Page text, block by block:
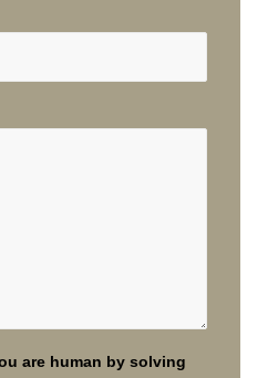
are human by solving